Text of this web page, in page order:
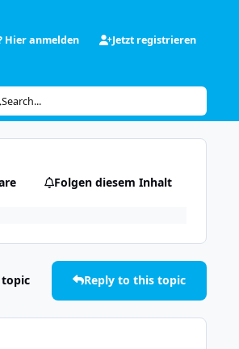
Hier anmelden Jetzt registrieren
Search...
Folgen diesem Inhalt
Reply to this topic